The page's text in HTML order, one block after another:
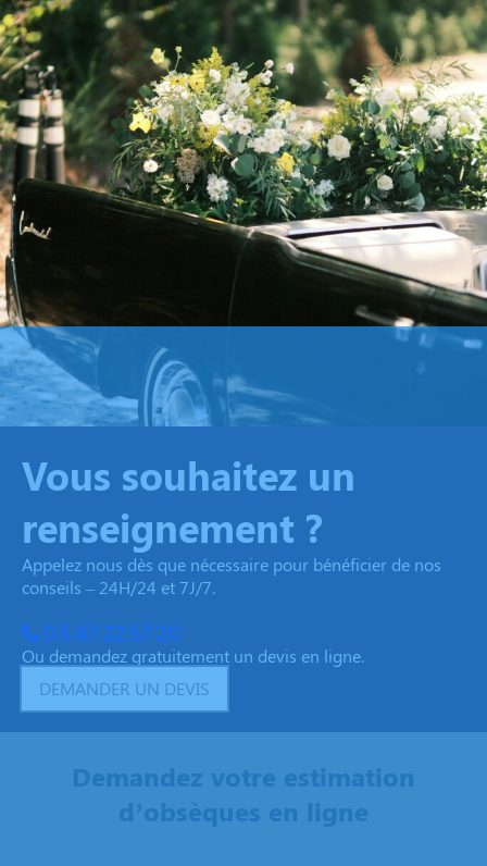
Vous souhaitez un
renseignement ?
Appelez nous dès que nécessaire pour bénéficier de nos
conseils – 24H/24 et 7J/7.
03 87 22 57 20
Ou demandez gratuitement un devis en ligne.
DEMANDER UN DEVIS
Demandez votre estimation
d’obsèques en ligne